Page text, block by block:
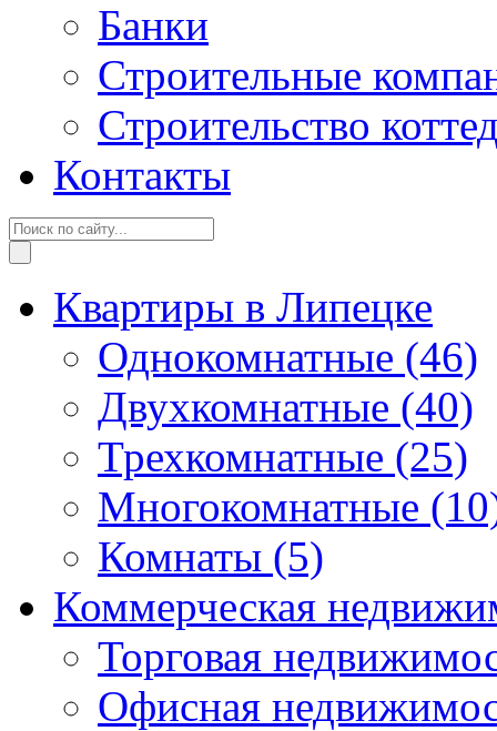
Банки
Строительные
Строительство
Контакты
Квартиры в Липецке
Однокомнатные (46)
Двухкомнатные (40)
Трехкомнатные (25)
Многокомнатные
Комнаты (5)
Коммерческая
Торговая
Офисная